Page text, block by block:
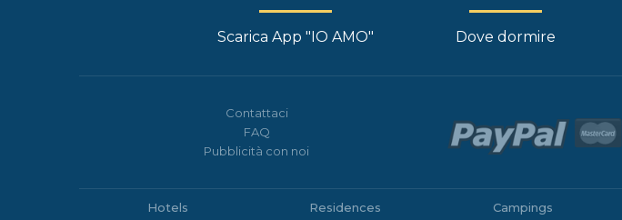
Scarica App "IO AMO" Dove dormire
Contattaci
FAQ
Pubblicità con noi
Hotels Residences Campings